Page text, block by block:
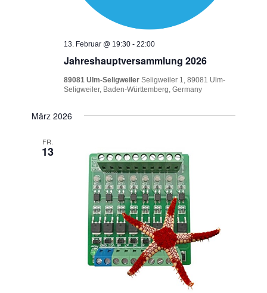
Jahreshauptversammlung 2026
13. Februar @ 19:30 -22:00
89081 Ulm-SeligweilerSeligweiler 1, 89081 Ulm-
Seligweiler, Baden-Württemberg, Germany
März 2026
FR.
13